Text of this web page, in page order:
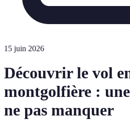
15 juin 2026
Découvrir le vol
montgolfière :
ne pas manquer